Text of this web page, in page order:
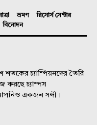
ভ্রমণ
রিসোর্স সেন্টার
বিনোদন
চ্যাম্পিয়নদের তৈরি
করছে চ্যাম্পস
একজন সঙ্গী।